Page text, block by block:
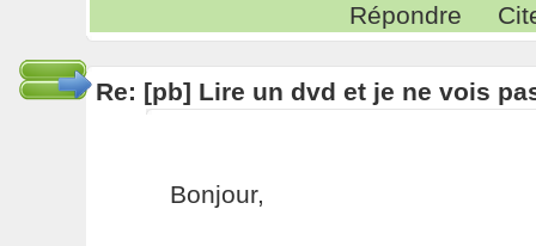
Répondre
Re: [pb] Lire un dvd et je ne vois
Bonjour,